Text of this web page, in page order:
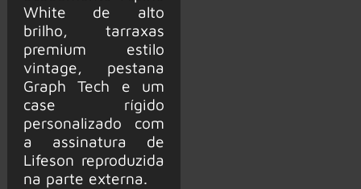
White de alto
brilho, tarraxas
premium estilo
vintage, pestana
Graph Tech e um
case rígido
personalizado com
a assinatura de
Lifeson reproduzida
na parte externa.